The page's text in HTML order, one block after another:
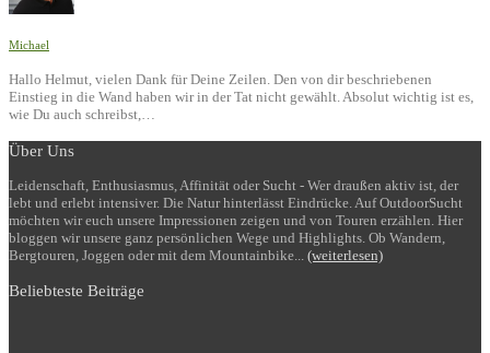
Michael
Hallo Helmut, vielen Dank für Deine Zeilen. Den von dir beschriebenen
Einstieg in die Wand haben wir in der Tat nicht gewählt. Absolut wichtig ist es,
wie Du auch schreibst,…
Über Uns
Leidenschaft, Enthusiasmus, Affinität oder Sucht - Wer draußen aktiv ist, der
lebt und erlebt intensiver. Die Natur hinterlässt Eindrücke. Auf OutdoorSucht
möchten wir euch unsere Impressionen zeigen und von Touren erzählen. Hier
bloggen wir unsere ganz persönlichen Wege und Highlights. Ob Wandern,
Bergtouren, Joggen oder mit dem Mountainbike... (weiterlesen)
Beliebteste Beiträge